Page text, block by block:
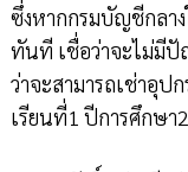
ซึ่งหากกรมบัญชีกลา
ทันที เชื่อว่าจะไม่มี
ว่าจะสามารถเช่าอุ
เรียนที่1 ปีการศึกษา